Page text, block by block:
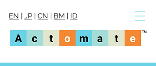
EN | JP | CN | BM | ID